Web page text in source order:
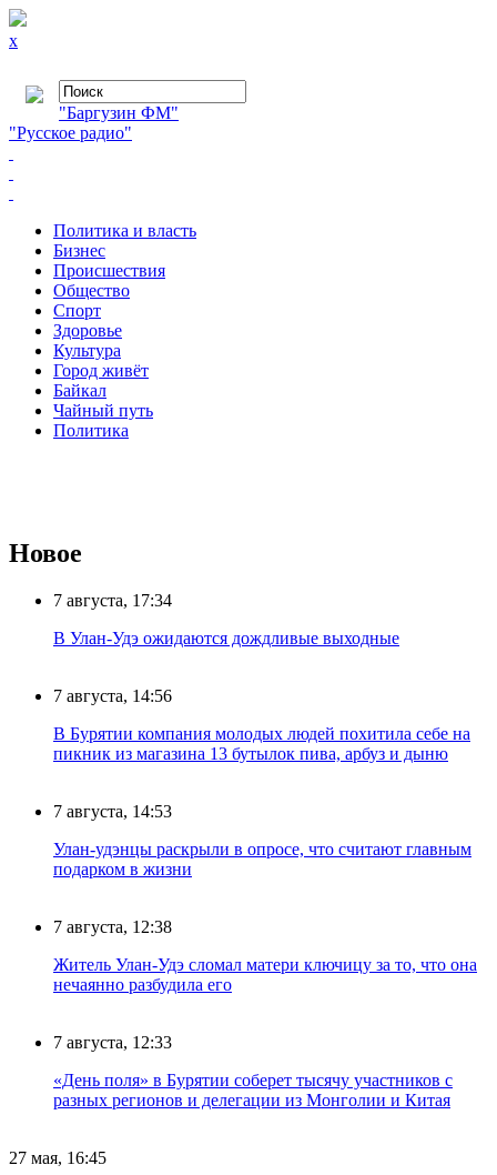
x
"Баргузин ФМ"
"Русское радио"
Политика и власть
Бизнес
Происшествия
Общество
Cпорт
Здоровье
Культура
Город живёт
Байкал
Чайный путь
Политика
Новое
7 августа, 17:34
В Улан-Удэ ожидаются дождливые выходные
7 августа, 14:56
В Бурятии компания молодых людей похитила себе на
пикник из магазина 13 бутылок пива, арбуз и дыню
7 августа, 14:53
Улан-удэнцы раскрыли в опросе, что считают главным
подарком в жизни
7 августа, 12:38
Житель Улан-Удэ сломал матери ключицу за то, что она
нечаянно разбудила его
7 августа, 12:33
«День поля» в Бурятии соберет тысячу участников с
разных регионов и делегации из Монголии и Китая
27 мая, 16:45